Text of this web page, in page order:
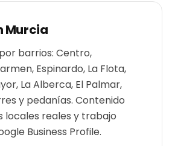
Murcia
barrios: Centro,
Espinardo, La Flota,
La Alberca, El Palmar,
y pedanías. Contenido
locales reales y trabajo
Business Profile.